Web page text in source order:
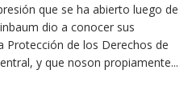
que se ha abierto luego de
dio a conocer sus
Protección de los Derechos de
y que noson propiamente...